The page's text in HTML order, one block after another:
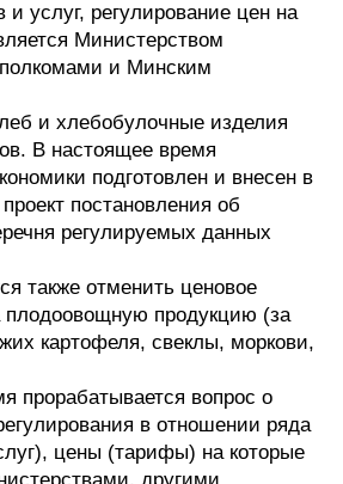
услуг, регулирование цен на
Министерством
и Минским
и хлебобулочные изделия
В настоящее время
подготовлен и внесен в
постановления об
регулируемых данных
также отменить ценовое
плодоовощную продукцию (за
картофеля, свеклы, моркови,
прорабатывается вопрос о
в отношении ряда
цены (тарифы) на которые